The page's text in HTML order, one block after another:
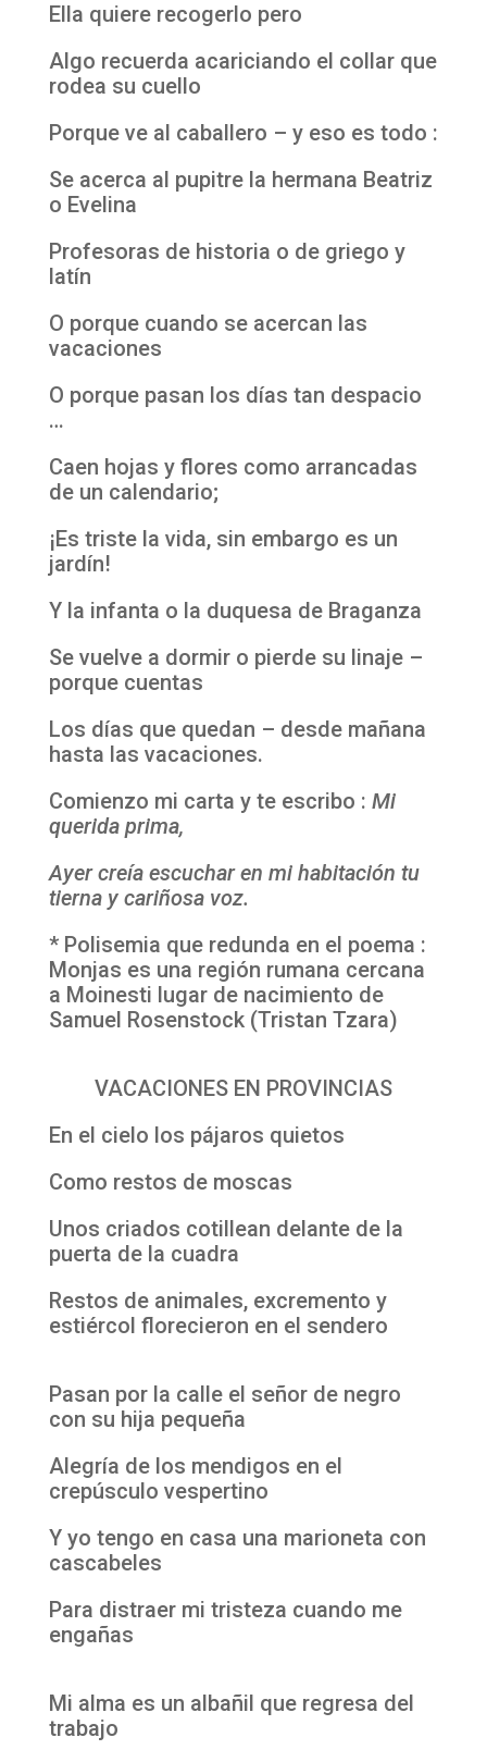
Ella quiere recogerlo pero
Algo recuerda acariciando el collar que
rodea su cuello
Porque ve al caballero – y eso es todo :
Se acerca al pupitre la hermana Beatriz
o Evelina
Profesoras de historia o de griego y
latín
O porque cuando se acercan las
vacaciones
O porque pasan los días tan despacio
…
Caen hojas y flores como arrancadas
de un calendario;
¡Es triste la vida, sin embargo es un
jardín!
Y la infanta o la duquesa de Braganza
Se vuelve a dormir o pierde su linaje –
porque cuentas
Los días que quedan – desde mañana
hasta las vacaciones.
Comienzo mi carta y te escribo : Mi
querida prima,
Ayer creía escuchar en mi habitación tu
tierna y cariñosa voz.
* Polisemia que redunda en el poema :
Monjas es una región rumana cercana
a Moinesti lugar de nacimiento de
Samuel Rosenstock (Tristan Tzara)
VACACIONES EN PROVINCIAS
En el cielo los pájaros quietos
Como restos de moscas
Unos criados cotillean delante de la
puerta de la cuadra
Restos de animales, excremento y
estiércol florecieron en el sendero
Pasan por la calle el señor de negro
con su hija pequeña
Alegría de los mendigos en el
crepúsculo vespertino
Y yo tengo en casa una marioneta con
cascabeles
Para distraer mi tristeza cuando me
engañas
Mi alma es un albañil que regresa del
trabajo